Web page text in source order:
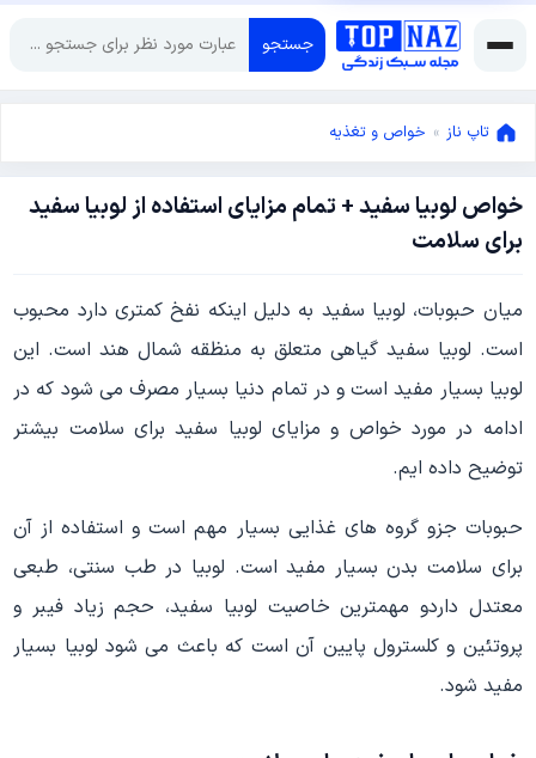
جستجو
تاپ ناز » خواص و تغذیه
خواص لوبیا سفید + تمام مزایای استفاده از لوبیا سفید
برای سلامت
ژانویه
11,
11,
2021
میان حبوبات، لوبیا سفید به دلیل اینکه نفخ کمتری دارد محبوب
است. لوبیا سفید گیاهی متعلق به منظقه شمال هند است. این
لوبیا بسیار مفید است و در تمام دنیا بسیار مصرف می شود که در
ادامه در مورد خواص و مزایای لوبیا سفید برای سلامت بیشتر
توضیح داده ایم.
حبوبات جزو گروه های غذایی بسیار مهم است و استفاده از آن
برای سلامت بدن بسیار مفید است. لوبیا در طب سنتی، طبعی
معتدل داردو مهمترین خاصیت لوبیا سفید، حجم زیاد فیبر و
پروتئین و کلسترول پایین آن است که باعث می شود لوبیا بسیار
مفید شود.